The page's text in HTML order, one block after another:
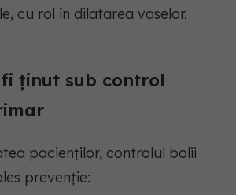
cu rol în dilatarea vaselor.
ținut sub control
pacienților, controlul bolii
prevenție: